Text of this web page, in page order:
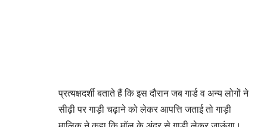
प्रत्यक्षदर्शी बताते हैं कि इस दौरान जब गार्ड व अन्य लोगों ने
सीढ़ी पर गाड़ी चढ़ाने को लेकर आपत्ति जताई तो गाड़ी